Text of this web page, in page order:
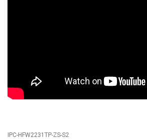
IPC-HFW2231TP-ZS-S2